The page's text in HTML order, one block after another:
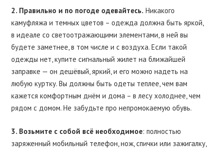
2. Правильно и по погоде одевайтесь. Никакого
камуфляжа и темных цветов – одежда должна быть яркой,
в идеале со светоотражающими элементами, в ней вы
будете заметнее, в том числе и с воздуха. Если такой
одежды нет, купите сигнальный жилет на ближайшей
заправке — он дешёвый, яркий, и его можно надеть на
любую куртку. Вы должны быть одеты теплее, чем вам
кажется комфортным днём и дома – в лесу холоднее, чем
рядом с домом. Не забудьте про непромокаемую обувь.
3. Возьмите с собой всё необходимое: полностью
заряженный мобильный телефон, нож, спички или зажигалку,